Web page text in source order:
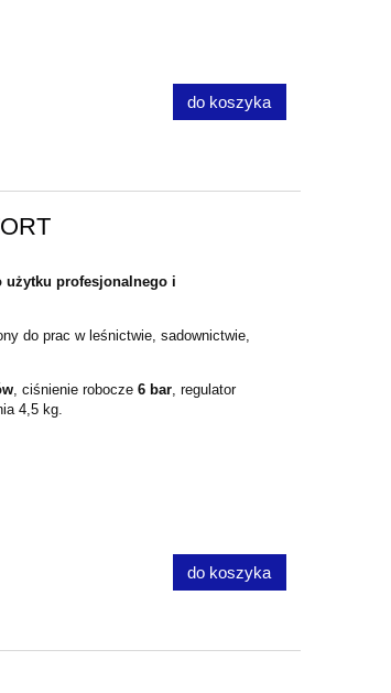
do koszyka
użytku profesjonalnego i
do prac w leśnictwie, sadownictwie,
, ciśnienie robocze 6 bar, regulator
4,5 kg.
do koszyka